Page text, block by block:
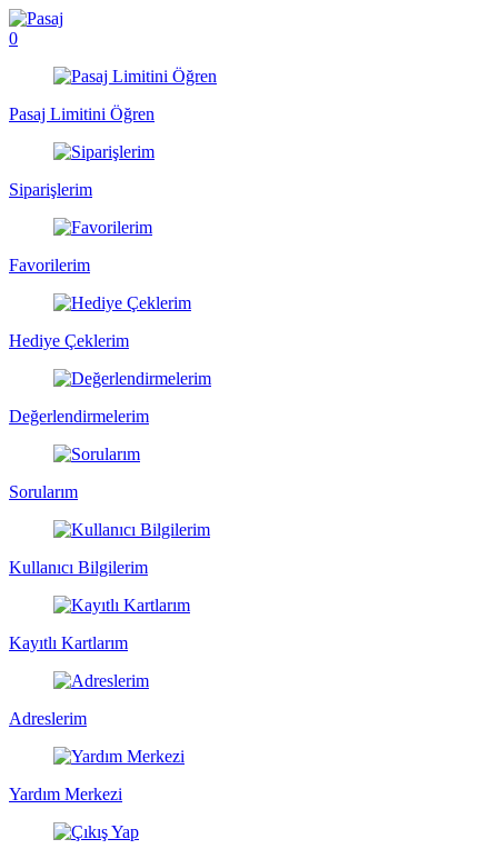
0
Pasaj Limitini Öğren
Siparişlerim
Favorilerim
Hediye Çeklerim
Değerlendirmelerim
Sorularım
Kullanıcı Bilgilerim
Kayıtlı Kartlarım
Adreslerim
Yardım Merkezi